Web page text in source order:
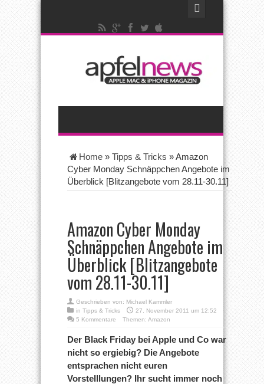
Home » Tipps & Tricks »Amazon
Cyber Monday Schnäppchen Angebote im
Überblick [Blitzangebote vom 28.11-30.11]
Amazon Cyber Monday
Schnäppchen Angebote im
Überblick [Blitzangebote
vom 28.11-30.11]
Geschrieben von: Michael Kammler
in Tipps & Tricks
27. November 2011 um 12:52
5 Kommentare
Themen: Amazon
Der Black Friday bei Apple und Co war
nicht so ergiebig? Die Angebote
entsprachen nicht euren
Vorstelllungen? Ihr sucht immer noch